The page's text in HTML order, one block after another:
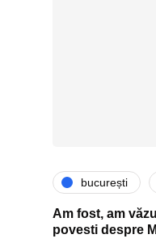
bucurești
Am fost, am
povesti despre